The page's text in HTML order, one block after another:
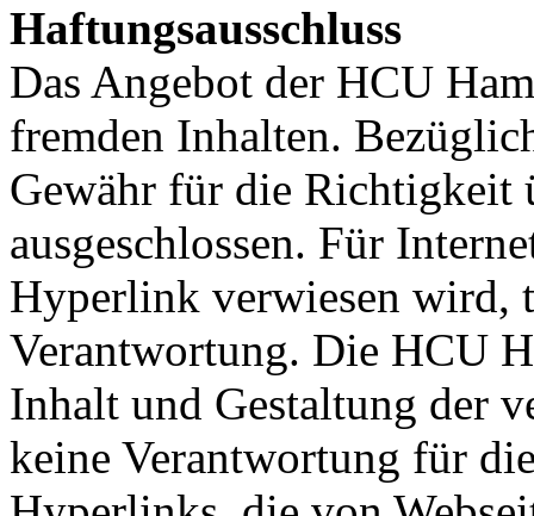
Haftungsausschluss
Das Angebot der HCU
fremden Inhalten.
Gewähr für die Richtigkeit
ausgeschlossen. Für
Hyperlink verwiesen wird,
Verantwortung. Die HCU
Inhalt und Gestaltung der
keine Verantwortung für